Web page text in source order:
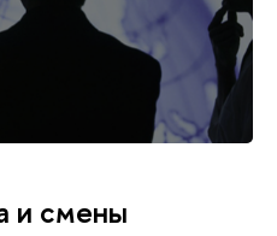
и смены